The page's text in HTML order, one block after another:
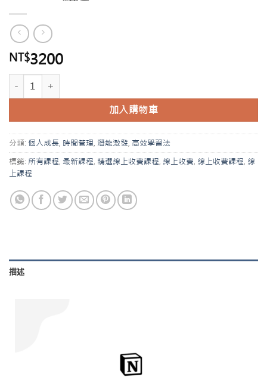
NT$3200
加入購物車
分類: 個人成長, 時間管理, 潛能激發, 高效學習法
標籤: 所有課程, 最新課程, 精選線上收費課程, 線上收費, 線上收費課程, 線
上課程
描述